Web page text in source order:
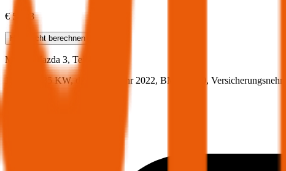
€ 52,03
Haftpflichtberechnen
Mazda
Mazda 3, Teilkasko
115.5 PS/85 KW, diesel, Baujahr 2022, BM-Stufe ,